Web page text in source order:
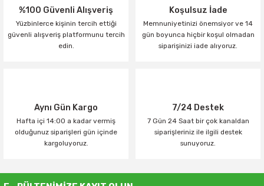
%100 Güvenli Alışveriş
Yüzbinlerce kişinin tercih ettiği
güvenli alışveriş platformunu tercih
edin.
Koşulsuz İade
Memnuniyetinizi önemsiyor ve 14
gün boyunca hiçbir koşul olmadan
siparişinizi iade alıyoruz.
Aynı Gün Kargo
Hafta içi 14:00 a kadar vermiş
olduğunuz siparişleri gün içinde
kargoluyoruz.
7/24 Destek
7 Gün 24 Saat bir çok kanaldan
siparişleriniz ile ilgili destek
sunuyoruz.